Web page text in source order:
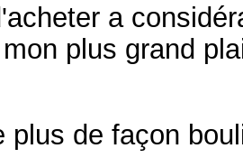
a
plus grand
plus de façon